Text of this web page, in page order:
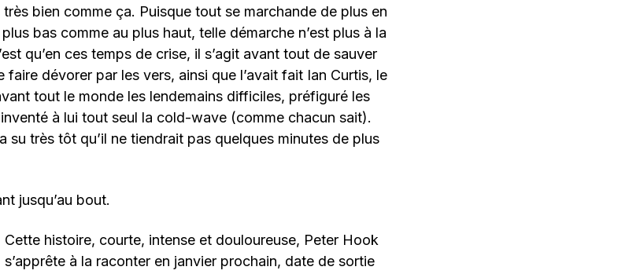
très bien comme ça. Puisque tout se marchande de plus en
bas comme au plus haut, telle démarche n’est plus à la
qu’en ces temps de crise, il s’agit avant tout de sauver
faire dévorer par les vers, ainsi que l’avait fait Ian Curtis, le
tout le monde les lendemains difficiles, préfiguré les
à lui tout seul la cold-wave (comme chacun sait).
su très tôt qu’il ne tiendrait pas quelques minutes de plus
jusqu’au bout.
Cette histoire, courte, intense et douloureuse, Peter Hook
s’apprête à la raconter en janvier prochain, date de sortie